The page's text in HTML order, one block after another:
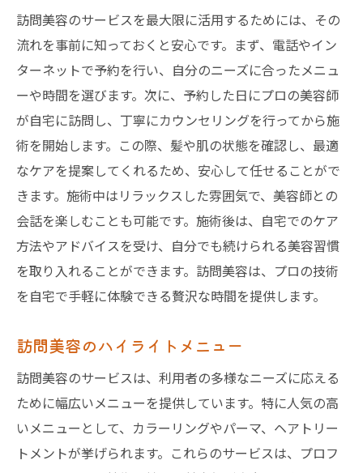
訪問美容のサービスを最大限に活用するためには、その
流れを事前に知っておくと安心です。まず、電話やイン
ターネットで予約を行い、自分のニーズに合ったメニュ
ーや時間を選びます。次に、予約した日にプロの美容師
が自宅に訪問し、丁寧にカウンセリングを行ってから施
術を開始します。この際、髪や肌の状態を確認し、最適
なケアを提案してくれるため、安心して任せることがで
きます。施術中はリラックスした雰囲気で、美容師との
会話を楽しむことも可能です。施術後は、自宅でのケア
方法やアドバイスを受け、自分でも続けられる美容習慣
を取り入れることができます。訪問美容は、プロの技術
を自宅で手軽に体験できる贅沢な時間を提供します。
訪問美容のハイライトメニュー
訪問美容のサービスは、利用者の多様なニーズに応える
ために幅広いメニューを提供しています。特に人気の高
いメニューとして、カラーリングやパーマ、ヘアトリー
トメントが挙げられます。これらのサービスは、プロフ